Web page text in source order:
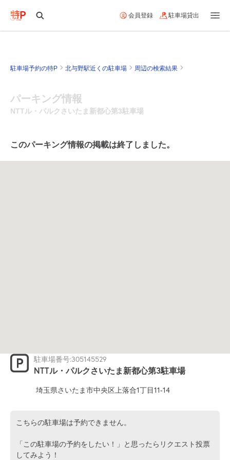
会員登録 駐車場貸出
駐車場予約の特P 北与野駅近くの駐車場 周辺の検索結果
パーキング情報
NTTル・パルクさいたま新都心第3駐車場
このパーキング情報の掲載は終了しました。
駐車場番号:305145529
NTTル・パルクさいたま新都心第3駐車場
埼玉県さいたま市中央区上落合1丁目11-14
こちらの駐車場は予約できません。
「この駐車場の予約をしたい！」と思ったらリクエスト投票
してみよう！